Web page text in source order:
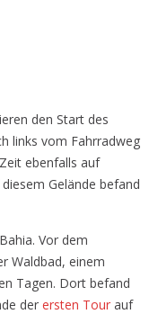
den Start des
links vom Fahrradweg
ebenfalls auf
Gelände befand
Vor dem
Waldbad, einem
Tagen. Dort befand
der ersten Tour auf